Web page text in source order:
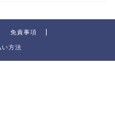
免責事項
方法